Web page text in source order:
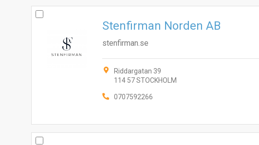
Stenfirman Norden AB
stenfirman.se
Riddargatan 39
114 57 STOCKHOLM
0707592266